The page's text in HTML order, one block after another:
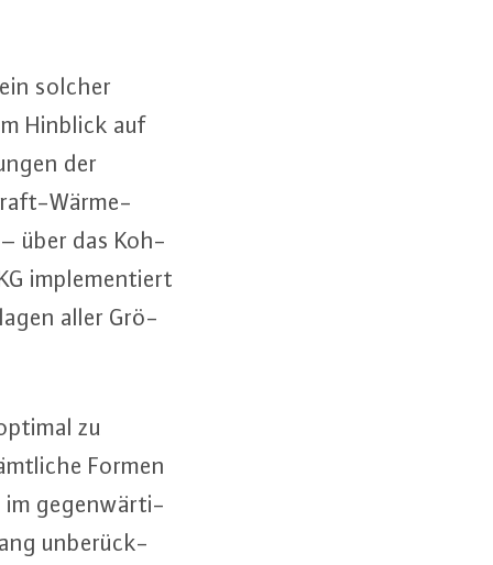
solcher
Hinblick auf
der
Wär­me-
– über das Koh­
im­ple­men­tiert
aller Grö­
zu
Formen
im ge­gen­wär­ti­
un­be­rück­